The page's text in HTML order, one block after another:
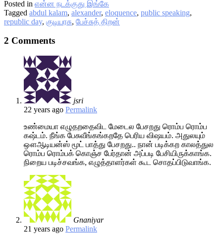
Posted in என்ன நடக்குது இங்கே
Tagged abdul kalam, alexander, eloquence, public speaking,
republic day, குடியரசு, பேச்சுத் திறன்
2 Comments
jsri
22 years ago Permalink
உண்மையா எழுதறதைவிட மேடைல பேசறது ரொம்ப ரொம்ப
கஷ்டம். நீங்க பேசுவீங்கங்கறதே பெரிய விஷயம். அதுலயும்
ஔஆடியன்ஸ் மூட் பாத்து பேசறது.. நான் படிக்கற காலத்துல
ரொம்ப ரொம்பக் கொஞ்ச பேர்தான் அப்படி பேசியிருக்காங்க.
நிறைய படிச்சவங்க, எழுத்தாளர்கள் கூட சொதப்பிடுவாங்க.
Gnaniyar
21 years ago Permalink